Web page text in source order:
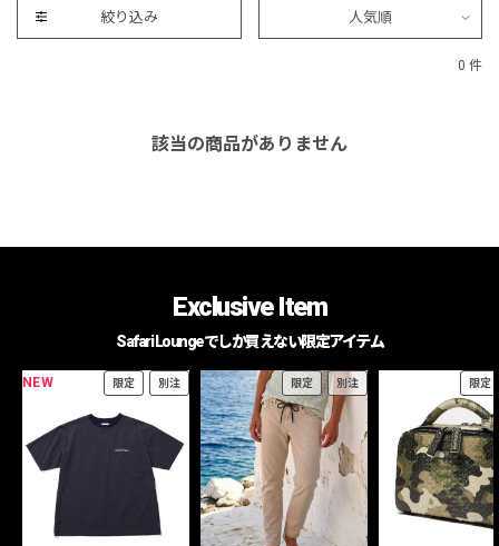
絞り込み 人気順
0 件
該当の商品がありません
Exclusive Item
Safari Loungeでしか買えない限定アイテム
NEW 限定 別注 限定 別注 限定